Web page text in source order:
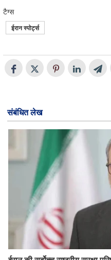
टैग्स
ईरान स्पोर्ट्स
संबंधित लेख